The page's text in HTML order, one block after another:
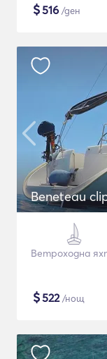
$516 /ден
Beneteau
Ветроходна
$522/нощ